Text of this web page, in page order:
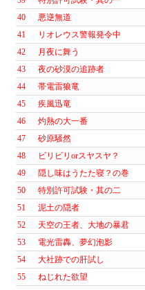
40
悪逆無道
41
リオレウス警報発令中
42
月夜に舞う
43
夜の砂漠の追跡者
44
帯電雷狼竜
45
疾風迅竜
46
灼熱の大一番
47
砂原騒然
48
ビリビリorスヤスヤ？
49
隠し味はうたた寝？の巻
50
特別許可試験・其の二
51
泥土の隠者
52
天空の王者、大地の暴君
53
電光雷轟、夢幻泡影
54
大社跡での肝試し
55
ねじれた欲望